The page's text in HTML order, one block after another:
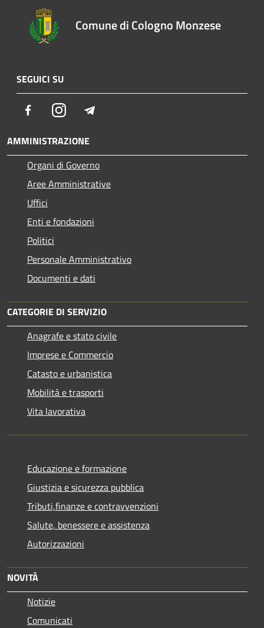
Comune di Cologno Monzese
SEGUICI SU
FacebookInstagram
AMMINISTRAZIONE
Organi di Governo
Aree Amministrative
Uffici
Enti e fondazioni
Politici
Personale Amministrativo
Documenti e dati
CATEGORIE DI SERVIZIO
Anagrafe e stato civile
Imprese e Commercio
Catasto e urbanistica
Mobilità e trasporti
Vita lavorativa
Educazione e formazione
Giustizia e sicurezza pubblica
Tributi,finanze e contravvenzioni
Salute, benessere e assistenza
Autorizzazioni
NOVITÀ
Notizie
Comunicati